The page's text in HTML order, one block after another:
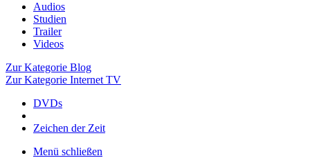
Audios
Studien
Trailer
Videos
Zur Kategorie Blog
Zur Kategorie Internet TV
DVDs
Zeichen der Zeit
Menü schließen